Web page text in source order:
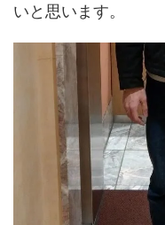
いと思います。